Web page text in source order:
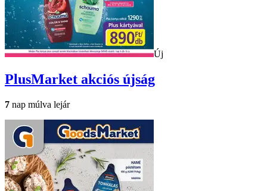
Új
PlusMarket akciós újság
7 nap múlva lejár